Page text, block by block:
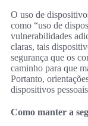
O uso de
como “uso de
vulnerabilidades
claras, tais
segurança que os
caminho para que
Portanto,
dispositivos
Como manter a